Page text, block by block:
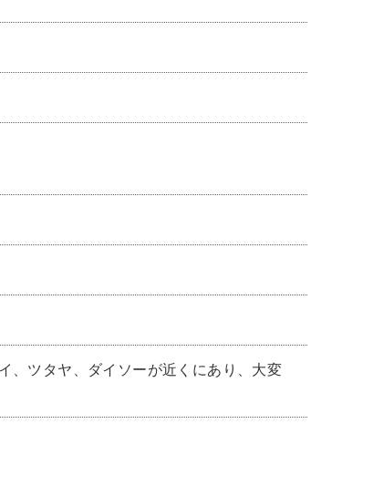
、ツタヤ、ダイソーが近くにあり、大変